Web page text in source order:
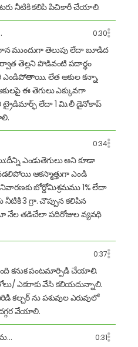
నీటికి కలిపి పిచికారీ చేయాలి.
0:30
ముందుగా తెలుపు లేదా బూడిద
తెల్లని పొడివంటి పదార్థం
ఎండిపోతాయి. లేత ఆకుల కన్నా,
ఈ తెగులు ఎక్కువగా
ట్రైడిమార్ఫ్ లేదా 1 మి.లీ డైనోకాప్
0:34
ఎండుతెగులు అని కూడా
ఆకస్మాత్తుగా ఎండి
బోర్డోమిశ్రమము 1% లేదా
నీటికి 3 గ్రా. చొప్పున కలిపిన
నేల తడిచేలా పదిరోజుల వ్యవధి
0:37
కనుక పంటమార్పిడి చేయాలి.
ఎకరాకు వేసి కలియదున్నాలి.
కల్చర్ ను పశువుల ఎరువులో
వేయాలి.
0:31